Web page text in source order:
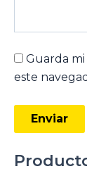
Guarda
este